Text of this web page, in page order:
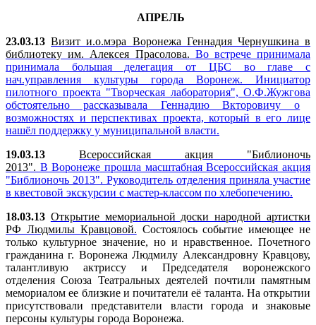
АПРЕЛЬ
23.03.13 Визит и.о.мэра Воронежа Геннадия Чернушкина в
библиотеку им. Алексея Прасолова. Во встрече принимала
принимала большая делегация от ЦБС во главе с
нач.управления культуры города Воронеж. Инициатор
пилотного проекта "Творческая лаборатория", О.Ф.Жужгова
обстоятельно рассказывала Геннадию Вкторовичу о
возможностях и перспективах проекта, который в его лице
нашёл поддержку у муниципальной власти.
19.03.13
Всероссийская акция "Библионочь
2013". В Воронеже прошла масштабная Всероссийская акция
"Библионочь 2013". Руководитель отделения приняла участие
в квестовой экскурсии с мастер-классом по хлебопечению.
18.03.13 Открытие мемориальной доски народной артистки
РФ Людмилы Кравцовой. Состоялось событие имеющее не
только культурное значение, но и нравственное. Почетного
гражданина г. Воронежа Людмилу Александровну Кравцову,
талантливую актриссу и Председателя воронежского
отделения Союза Театральных деятелей почтили памятным
мемориалом ее близкие и почитатели её таланта. На открытии
присутствовали представители власти города и знаковые
персоны культуры города Воронежа.